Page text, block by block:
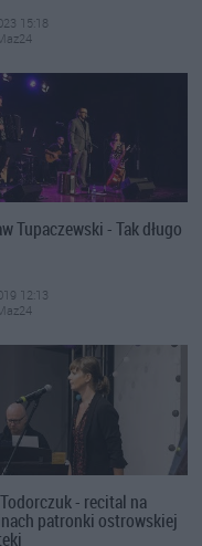
15:18
Tupaczewski - Tak długo
12:13
- recital na
patronki ostrowskiej